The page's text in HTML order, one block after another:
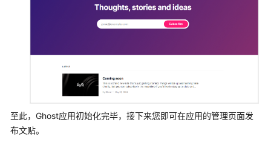
至此，Ghost应用初始化完毕，接下来您即可在应用的管理页面发
布文贴。